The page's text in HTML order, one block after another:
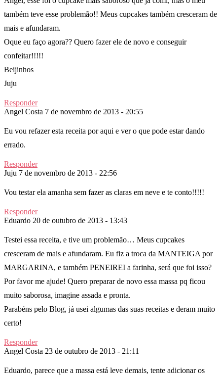
também teve esse problemão!! Meus cupcakes também cresceram de
mais e afundaram.
Oque eu faço agora?? Quero fazer ele de novo e conseguir
confeitar!!!!!
Beijinhos
Juju
Responder
Angel Costa 7 de novembro de 2013 - 20:55
Eu vou refazer esta receita por aqui e ver o que pode estar dando
errado.
Responder
Juju 7 de novembro de 2013 - 22:56
Vou testar ela amanha sem fazer as claras em neve e te conto!!!!!
Responder
Eduardo 20 de outubro de 2013 - 13:43
Testei essa receita, e tive um problemão… Meus cupcakes
cresceram de mais e afundaram. Eu fiz a troca da MANTEIGA por
MARGARINA, e também PENEIREI a farinha, será que foi isso?
Por favor me ajude! Quero preparar de novo essa massa pq ficou
muito saborosa, imagine assada e pronta.
Parabéns pelo Blog, já usei algumas das suas receitas e deram muito
certo!
Responder
Angel Costa 23 de outubro de 2013 - 21:11
Eduardo, parece que a massa está leve demais, tente adicionar os